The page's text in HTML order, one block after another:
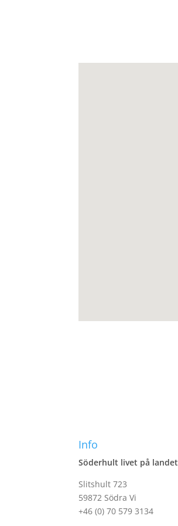
Info
Söderhult livet på landet
Slitshult 723
59872 Södra Vi
+46 (0) 70 579 3134